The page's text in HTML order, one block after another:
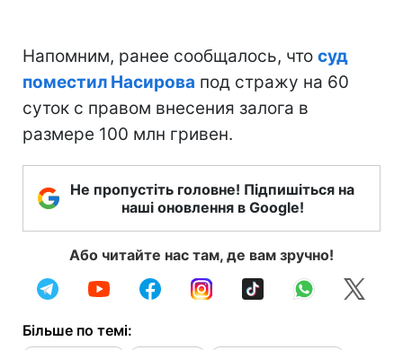
Напомним, ранее сообщалось, что суд
поместил Насирова под стражу на 60
суток с правом внесения залога в
размере 100 млн гривен.
Не пропустіть головне! Підпишіться на
наші оновлення в Google!
Або читайте нас там, де вам зручно!
Більше по темі: